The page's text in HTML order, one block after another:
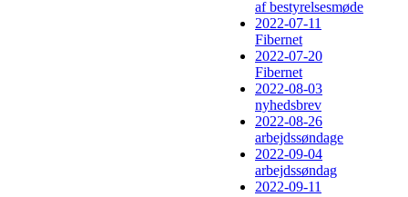
af bestyrelsesmøde
2022-07-11
Fibernet
2022-07-20
Fibernet
2022-08-03
nyhedsbrev
2022-08-26
arbejdssøndage
2022-09-04
arbejdssøndag
2022-09-11